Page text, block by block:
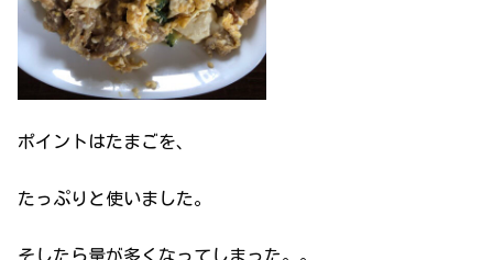
ポイントはたまごを、
たっぷりと使いました。
そしたら量が多くなってしまった。。